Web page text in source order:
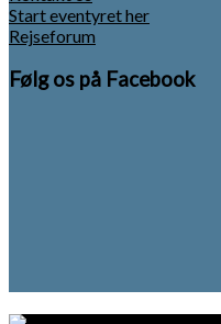
Start eventyret her
Rejseforum
Følg os på Facebook